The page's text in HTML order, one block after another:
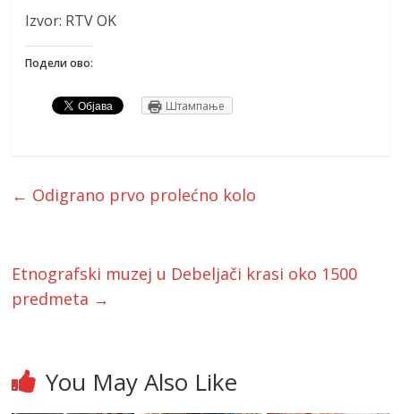
Izvor: RTV OK
Подели ово:
Штампање
← Odigrano prvo prolećno kolo
Etnografski muzej u Debeljači krasi oko 1500
predmeta →
You May Also Like